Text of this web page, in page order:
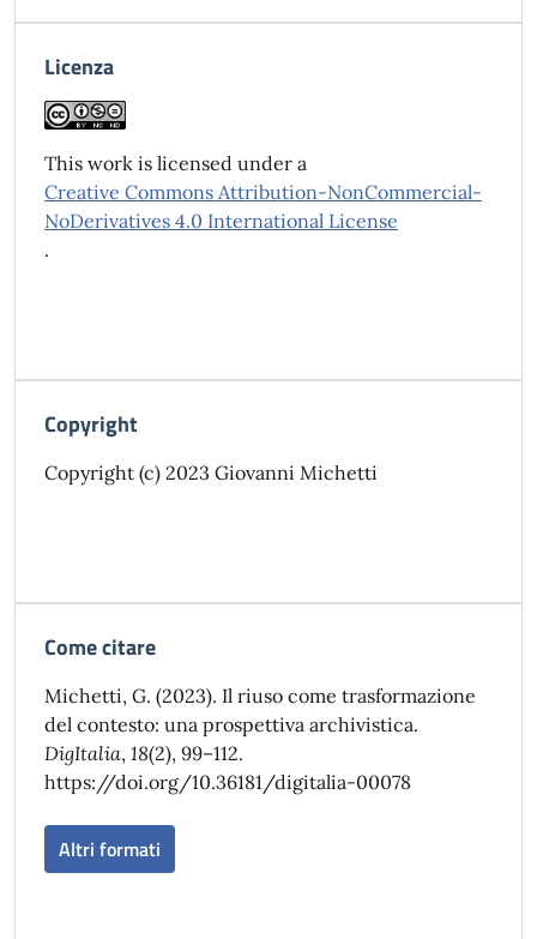
Licenza
This work is licensed under a
Creative Commons Attribution-NonCommercial-
NoDerivatives 4.0 International License
.
Copyright
Copyright (c) 2023 Giovanni Michetti
Come citare
Michetti, G. (2023). Il riuso come trasformazione
del contesto: una prospettiva archivistica.
DigItalia, 18(2), 99–112.
https://doi.org/10.36181/digitalia-00078
Altri formati